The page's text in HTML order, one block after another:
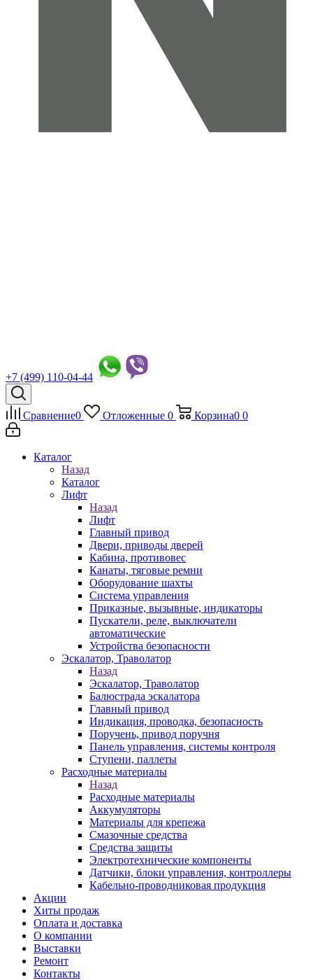
+7 (499) 110-04-44
Сравнение0 Отложенные 0 Корзина0 0
Каталог
Назад
Каталог
Лифт
Назад
Лифт
Главный привод
Двери, приводы дверей
Кабина, противовес
Канаты, тяговые ремни
Оборудование шахты
Система управления
Приказные, вызывные, индикаторы
Пускатели, реле, выключатели
автоматические
Устройства безопасности
Эскалатор, Траволатор
Назад
Эскалатор, Траволатор
Балюстрада эскалатора
Главный привод
Индикация, проводка, безопасность
Поручень, привод поручня
Панель управления, системы контроля
Ступени, паллеты
Расходные материалы
Назад
Расходные материалы
Аккумуляторы
Материалы для крепежа
Смазочные средства
Средства защиты
Электротехнические компоненты
Датчики, блоки управления, контроллеры
Кабельно-проводниковая продукция
Акции
Хиты продаж
Оплата и доставка
О компании
Выставки
Ремонт
Контакты